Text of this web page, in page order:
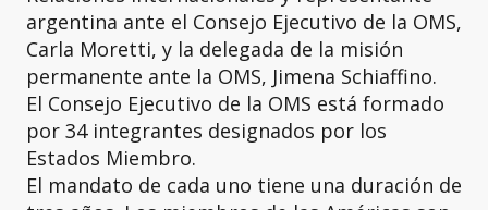
argentina ante el Consejo Ejecutivo de la OMS,
Carla Moretti, y la delegada de la misión
permanente ante la OMS, Jimena Schiaffino.
El Consejo Ejecutivo de la OMS está formado
por 34 integrantes designados por los
Estados Miembro.
El mandato de cada uno tiene una duración de